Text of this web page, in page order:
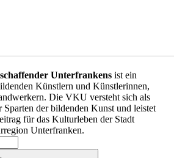
Unterfrankens ist ein
Künstlern und Künstlerinnen,
Die VKU versteht sich als
Sparten der bildenden Kunst und leistet
für das Kulturleben der Stadt
Unterfranken.